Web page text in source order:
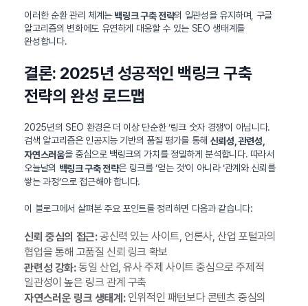
이러한 순환 관리 체계는 백링크 구축 전략의 일관성을 유지하며, 구글
알고리즘의 변화에도 유연하게 대응할 수 있는 SEO 생태계를
완성합니다.
결론: 2025년 성공적인 백링크 구축
전략의 완성 로드맵
2025년의 SEO 환경은 더 이상 단순한 ‘링크 숫자 경쟁’이 아닙니다.
검색 알고리즘은 인공지능 기반의 품질 평가를 통해 신뢰성, 관련성,
자연스러움을 중심으로 백링크의 가치를 정밀하게 분석합니다. 따라서
오늘날의 백링크 구축 전략은 링크를 ‘얻는 것’이 아니라 ‘관계와 신뢰를
쌓는 과정’으로 접근해야 합니다.
이 블로그에서 살펴본 주요 포인트를 정리하면 다음과 같습니다:
신뢰 중심의 접근:공신력 있는 사이트, 언론사, 산업 포털과의
협업을 통해 고품질 신뢰 링크 확보
관련성 강화:동일 산업, 유사 주제 사이트 중심으로 주제적
일관성이 높은 링크 관계 구축
자연스러운 링크 생태계:인위적인 패턴보다 콘텐츠 중심의